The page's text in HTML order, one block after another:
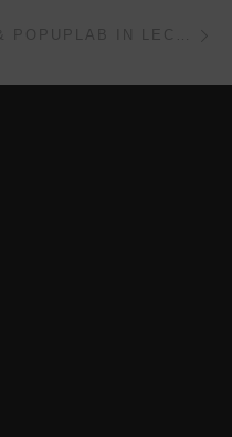
DIGITALE SPRECHSTUNDE & POPUPLAB IN LECK – ZUM DIGITALTAG!